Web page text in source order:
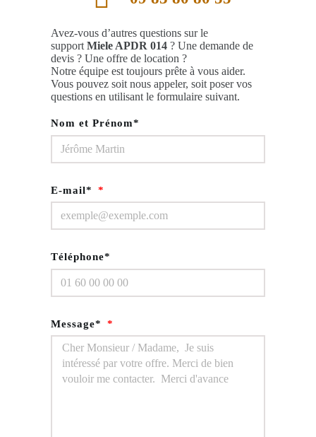
Avez-vous d’autres questions sur le
support Miele APDR 014? Une demande de
devis ? Une offre de location ?
Notre équipe est toujours prête à vous aider.
Vous pouvez soit nous appeler, soit poser vos
questions en utilisant le formulaire suivant.
Nom et Prénom*
E-mail*
Téléphone*
Message*